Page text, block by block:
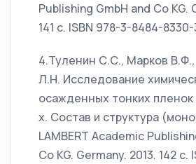
Publishing GmbH and Co KG.
141 с. ISBN 978-3-8484-8330-
4.Туленин С.С., Марков
Л.Н. Исследование
осажденных тонких пленок
x. Состав и структура
LAMBERT Academic
Co KG. Germany. 2013. 142 с.